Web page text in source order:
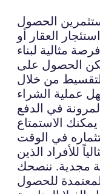
الحصول
العقار أو
مثالية لبناء
الحصول على
من خلال
عملية الشراء
يمكنك الاستمتاع
في الوقت
للأفراد الذين
مجدية. ننصحك
للحصول